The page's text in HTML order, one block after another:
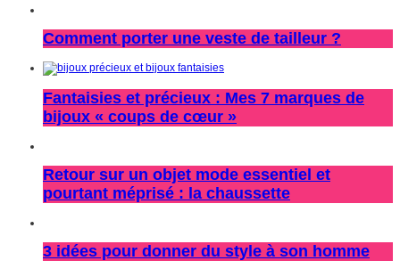
Comment porter une veste de tailleur ?
Fantaisies et précieux : Mes 7 marques de
bijoux « coups de cœur »
Retour sur un objet mode essentiel et
pourtant méprisé : la chaussette
3 idées pour donner du style à son homme